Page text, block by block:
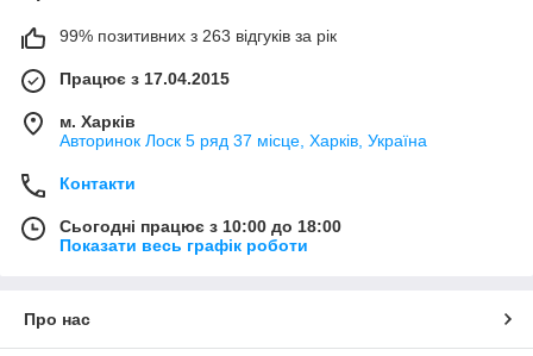
99% позитивних з 263 відгуків за рік
Працює з 17.04.2015
м. Харків
Авторинок Лоск 5 ряд 37 місце, Харків, Україна
Контакти
Сьогодні працює з 10:00 до 18:00
Показати весь графік роботи
Про нас